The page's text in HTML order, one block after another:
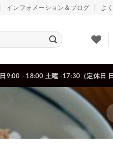
インフォメーション＆ブログ よ
9:00 - 18:00 土曜 -17:30（定休日 日